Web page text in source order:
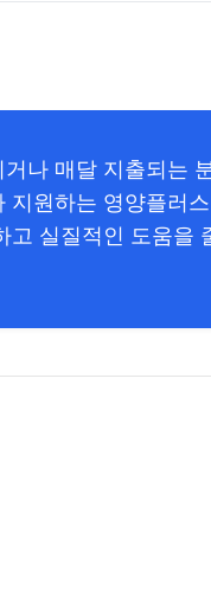
나 매달 지출되는
원하는 영양플러
실질적인 도움을